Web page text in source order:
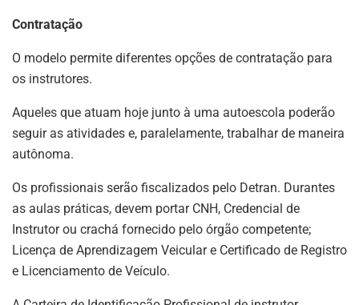
Contratação
O modelo permite diferentes opções de contratação para
os instrutores.
Aqueles que atuam hoje junto à uma autoescola poderão
seguir as atividades e, paralelamente, trabalhar de maneira
autônoma.
Os profissionais serão fiscalizados pelo Detran. Durantes
as aulas práticas, devem portar CNH, Credencial de
Instrutor ou crachá fornecido pelo órgão competente;
Licença de Aprendizagem Veicular e Certificado de Registro
e Licenciamento de Veículo.